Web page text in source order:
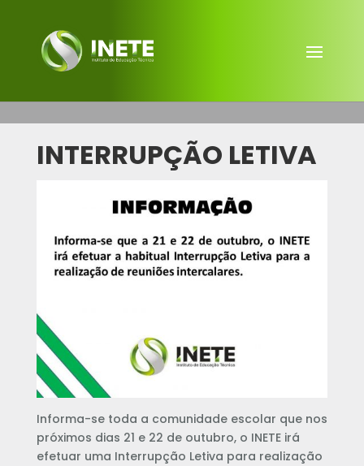
INTERRUPÇÃO LETIVA
Informa-se toda a comunidade escolar que nos
próximos dias 21 e 22 de outubro, o INETE irá
efetuar uma Interrupção Letiva para realização